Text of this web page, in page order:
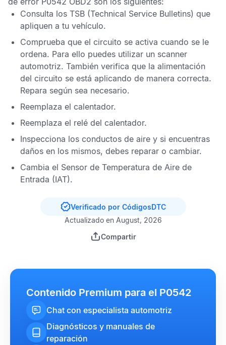
Consulta los TSB (Technical Service Bulletins) que
apliquen a tu vehículo.
Comprueba que el circuito se activa cuando se le
ordena. Para ello puedes utilizar un scanner
automotriz. También verifica que la alimentación
del circuito se está aplicando de manera correcta.
Repara según sea necesario.
Reemplaza el calentador.
Reemplaza el relé del calentador.
Inspecciona los conductos de aire y si encuentras
daños en los mismos, debes reparar o cambiar.
Cambia el Sensor de Temperatura de Aire de
Entrada (IAT).
Verificado por CódigosDTC
Actualizado en August, 2026
Compartir
Contenido Premium para el P0542
Chat con especialista automotriz
Diagnósticos y manuales de
reparación